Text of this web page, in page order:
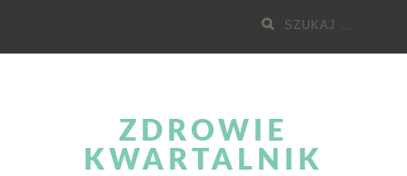
Szukaj
ZDROWIE
KWARTALNIK